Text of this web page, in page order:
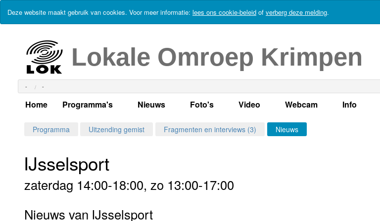
Deze website maakt gebruik van cookies. Voor meer informatie: lees ons cookie-beleid of verberg deze melding.
Lokale Omroep Krimpen
- -
Home Programma's
Alle dagen
Per dag
Dinsdag
Woensdag
Alle programma's
Uitzending gemist?
Nieuws
Actueel Lokaal Nieuws
Columns
RSS feed
Foto's
Algemeen
Video
LOK TV
Webcam
Live webcam
Info
Programma Uitzending gemist Fragmenten en interviews (3) Nieuws
IJsselsport
zaterdag 14:00-18:00, zo 13:00-17:00
Nieuws van IJsselsport